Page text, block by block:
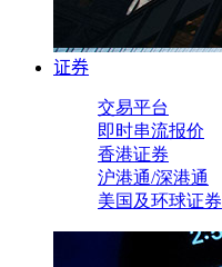
证券
交易平台
即时串流报价
香港证券
沪港通/深港通
美国及环球证券